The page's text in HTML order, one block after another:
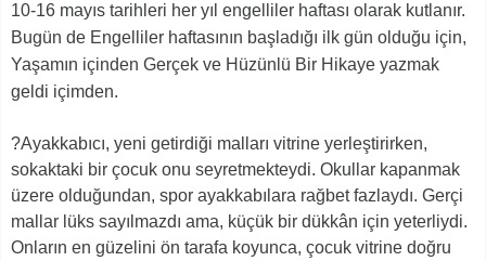
10-16 mayıs tarihleri her yıl engelliler haftası olarak kutlanır.
Bugün de Engelliler haftasının başladığı ilk gün olduğu için,
Yaşamın içinden Gerçek ve Hüzünlü Bir Hikaye yazmak
geldi içimden.
?Ayakkabıcı, yeni getirdiği malları vitrine yerleştirirken,
sokaktaki bir çocuk onu seyretmekteydi. Okullar kapanmak
üzere olduğundan, spor ayakkabılara rağbet fazlaydı. Gerçi
mallar lüks sayılmazdı ama, küçük bir dükkân için yeterliydi.
Onların en güzelini ön tarafa koyunca, çocuk vitrine doğru